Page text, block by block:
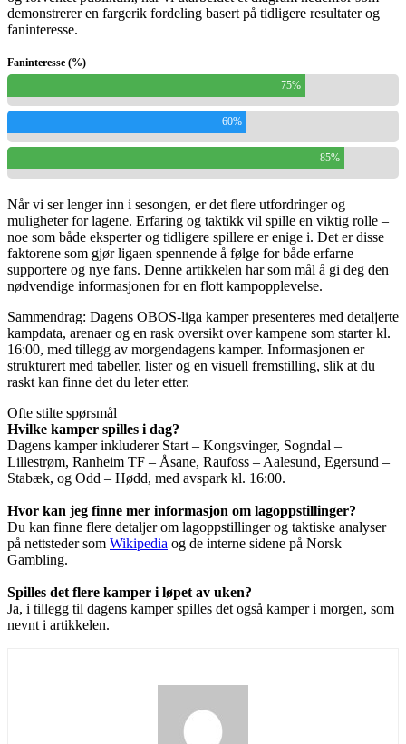
demonstrerer en fargerik fordeling basert på tidligere resultater og
faninteresse.
Faninteresse (%)
75%
60%
85%
Når vi ser lenger inn i sesongen, er det flere utfordringer og
muligheter for lagene. Erfaring og taktikk vil spille en viktig rolle –
noe som både eksperter og tidligere spillere er enige i. Det er disse
faktorene som gjør ligaen spennende å følge for både erfarne
supportere og nye fans. Denne artikkelen har som mål å gi deg den
nødvendige informasjonen for en flott kampopplevelse.
Sammendrag: Dagens OBOS-liga kamper presenteres med detaljerte
kampdata, arenaer og en rask oversikt over kampene som starter kl.
16:00, med tillegg av morgendagens kamper. Informasjonen er
strukturert med tabeller, lister og en visuell fremstilling, slik at du
raskt kan finne det du leter etter.
Ofte stilte spørsmål
Hvilke kamper spilles i dag?
Dagens kamper inkluderer Start – Kongsvinger, Sogndal –
Lillestrøm, Ranheim TF – Åsane, Raufoss – Aalesund, Egersund –
Stabæk, og Odd – Hødd, med avspark kl. 16:00.
Hvor kan jeg finne mer informasjon om lagoppstillinger?
Du kan finne flere detaljer om lagoppstillinger og taktiske analyser
på nettsteder som Wikipedia og de interne sidene på Norsk
Gambling.
Spilles det flere kamper i løpet av uken?
Ja, i tillegg til dagens kamper spilles det også kamper i morgen, som
nevnt i artikkelen.